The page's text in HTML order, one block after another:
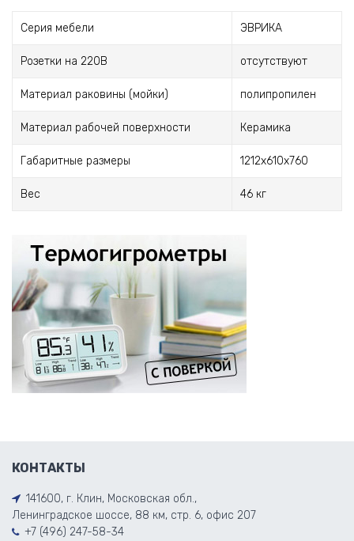
Серия мебели ЭВРИКА
Розетки на 220В отсутствуют
Материал раковины (мойки) полипропилен
Материал рабочей поверхности Керамика
Габаритные размеры 1212х610х760
Вес 46 кг
КОНТАКТЫ
141600, г. Клин, Московская обл.,
Ленинградское шоссе, 88 км, стр. 6, офис 207
+7 (496) 247-58-34